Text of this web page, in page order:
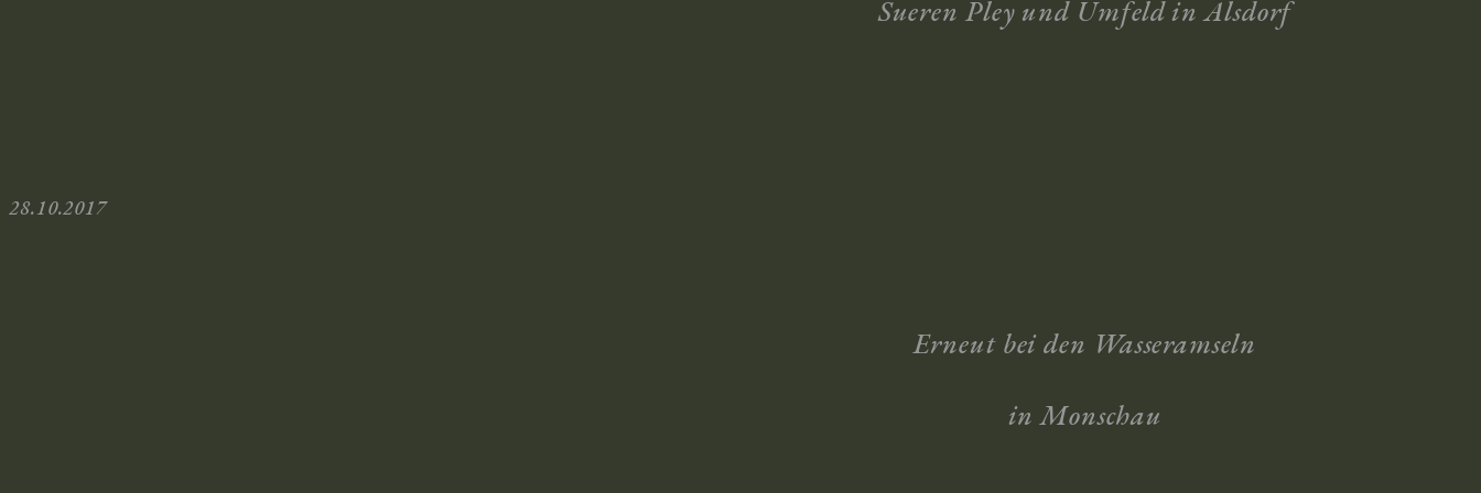
Sueren Pley und Umfeld in Alsdorf
28.10.2017
Erneut bei den Wasseramseln
in Monschau